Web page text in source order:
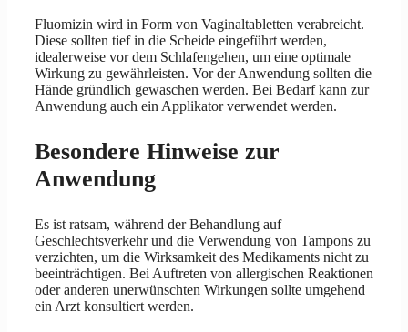
Fluomizin wird in Form von Vaginaltabletten verabreicht.
Diese sollten tief in die Scheide eingeführt werden,
idealerweise vor dem Schlafengehen, um eine optimale
Wirkung zu gewährleisten. Vor der Anwendung sollten die
Hände gründlich gewaschen werden. Bei Bedarf kann zur
Anwendung auch ein Applikator verwendet werden.
Besondere Hinweise zur
Anwendung
Es ist ratsam, während der Behandlung auf
Geschlechtsverkehr und die Verwendung von Tampons zu
verzichten, um die Wirksamkeit des Medikaments nicht zu
beeinträchtigen. Bei Auftreten von allergischen Reaktionen
oder anderen unerwünschten Wirkungen sollte umgehend
ein Arzt konsultiert werden.